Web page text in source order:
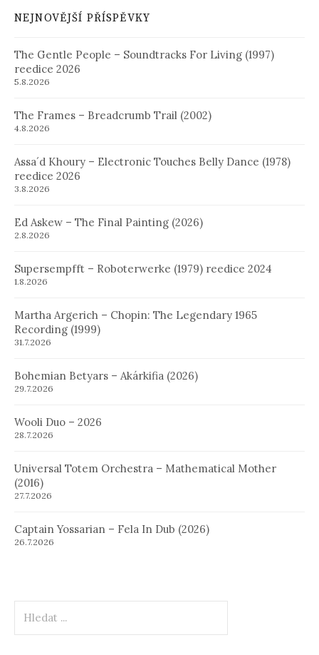
NEJNOVĚJŠÍ PŘÍSPĚVKY
The Gentle People – Soundtracks For Living (1997)
reedice 2026
5.8.2026
The Frames – Breadcrumb Trail (2002)
4.8.2026
Assa´d Khoury – Electronic Touches Belly Dance (1978)
reedice 2026
3.8.2026
Ed Askew – The Final Painting (2026)
2.8.2026
Supersempfft – Roboterwerke (1979) reedice 2024
1.8.2026
Martha Argerich – Chopin: The Legendary 1965
Recording (1999)
31.7.2026
Bohemian Betyars – Akárkifia (2026)
29.7.2026
Wooli Duo – 2026
28.7.2026
Universal Totem Orchestra – Mathematical Mother
(2016)
27.7.2026
Captain Yossarian – Fela In Dub (2026)
26.7.2026